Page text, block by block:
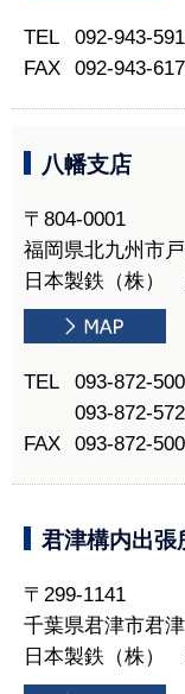
TEL
092-943-
FAX
092-943-
八幡支店
〒804-0001
福岡県北九州市
日本製鉄（株）
TEL
093-872-
093-872-
FAX
093-872-
君津構内出張
〒299-1141
千葉県君津市君
日本製鉄（株）